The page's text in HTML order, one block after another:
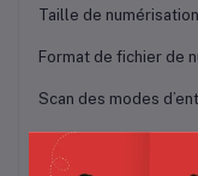
Taille de
Format de fichier de
Scan des modes
Spécifications de